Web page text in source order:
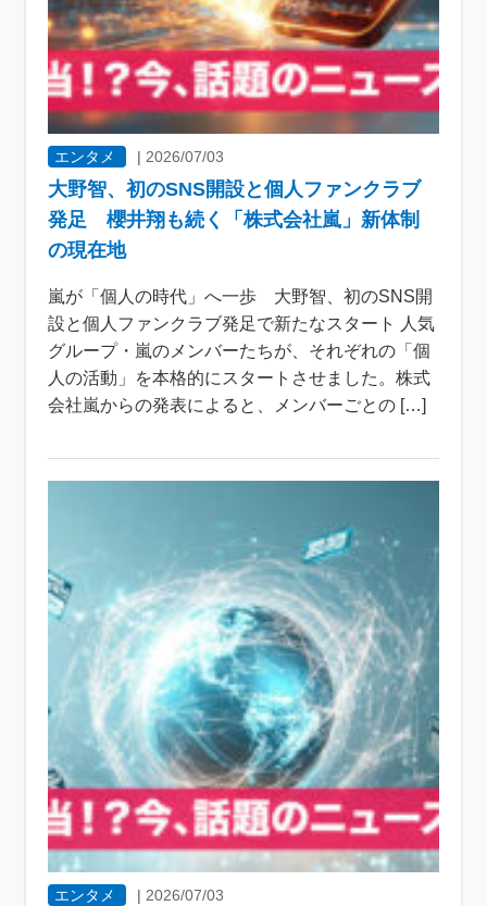
エンタメ |2026/07/03
大野智、初のSNS開設と個人ファンクラブ
発足 櫻井翔も続く「株式会社嵐」新体制
の現在地
嵐が「個人の時代」へ一歩 大野智、初のSNS開
設と個人ファンクラブ発足で新たなスタート 人気
グループ・嵐のメンバーたちが、それぞれの「個
人の活動」を本格的にスタートさせました。株式
会社嵐からの発表によると、メンバーごとの […]
エンタメ | 2026/07/03